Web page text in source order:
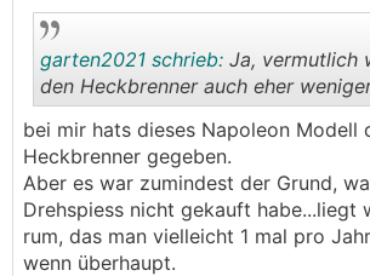
garten2021 schrieb: Ja, vermutlich
den Heckbrenner auch eher
bei mir hats dieses Napoleon Modell
Heckbrenner gegeben.
Aber es war zumindest der Grund,
Drehspiess nicht gekauft habe...liegt
rum, das man vielleicht 1 mal pro
wenn überhaupt.